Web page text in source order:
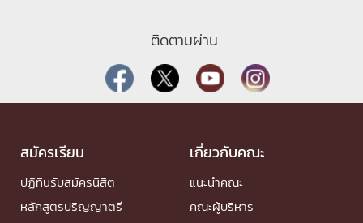
ติดตามผ่าน
สมัครเรียน
ปฏิทินรับสมัครนิสิต
หลักสูตรปริญญาตรี
เกี่ยวกับคณะ
แนะนำคณะ
คณะผู้บริหาร